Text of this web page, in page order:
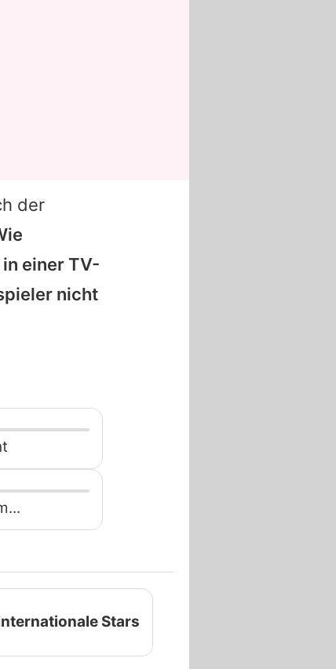
der
einer TV-
nicht
Stars